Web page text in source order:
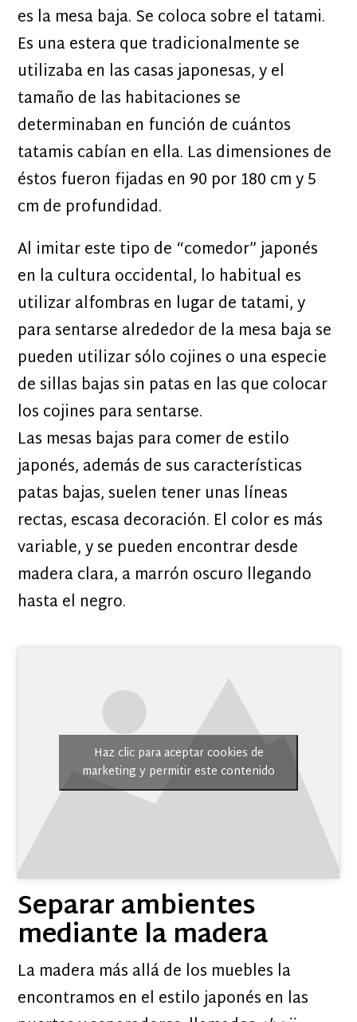
es la mesa baja. Se coloca sobre el tatami.
Es una estera que tradicionalmente se
utilizaba en las casas japonesas, y el
tamaño de las habitaciones se
determinaban en función de cuántos
tatamis cabían en ella. Las dimensiones de
éstos fueron fijadas en 90 por 180 cm y 5
cm de profundidad.
Al imitar este tipo de “comedor” japonés
en la cultura occidental, lo habitual es
utilizar alfombras en lugar de tatami, y
para sentarse alrededor de la mesa baja se
pueden utilizar sólo cojines o una especie
de sillas bajas sin patas en las que colocar
los cojines para sentarse.
Las mesas bajas para comer de estilo
japonés, además de sus características
patas bajas, suelen tener unas líneas
rectas, escasa decoración. El color es más
variable, y se pueden encontrar desde
madera clara, a marrón oscuro llegando
hasta el negro.
Haz clic para aceptar cookies de
marketing y permitir este contenido
Separar ambientes
mediante la madera
La madera más allá de los muebles la
encontramos en el estilo japonés en las